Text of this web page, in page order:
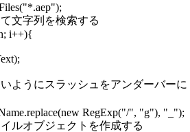
文字列を検索する
i++){
ようにスラッシュをアンダーバーに
RegExp("/", "g"), "_");
ルオブジェクトを作成する